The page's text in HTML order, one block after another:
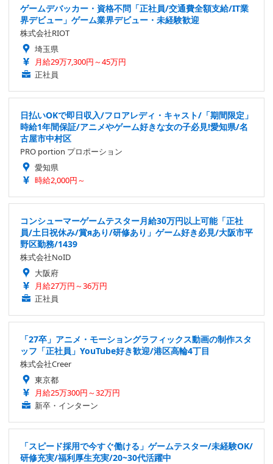
ゲームデバッカー・資格不問「正社員/交通費全額支給/IT業
界デビュー」ゲーム業界デビュー・未経験歓迎
株式会社RIOT
埼玉県
月給29万7,300円～45万円
正社員
日払いOKで即日収入/フロアレディ・キャスト/「期間限定」
時給1年間保証/アニメやゲーム好きな女の子必見!愛知県/名
古屋市中村区
PRO portion プロポーション
愛知県
時給2,000円～
コンシューマーゲームテスター月給30万円以上可能「正社
員/土日祝休み/賞яあり/研修あり」ゲーム好き必見/大阪市平
野区勤務/1439
株式会社NoID
大阪府
月給27万円～36万円
正社員
「27卒」アニメ・モーショングラフィックス動画の制作スタ
ッフ「正社員」YouTube好き歓迎/港区高輪4丁目
株式会社Creer
東京都
月給25万300円～32万円
新卒・インターン
「スピード採用で今すぐ働ける」ゲームテスター/未経験OK/
研修充実/福利厚生充実/20~30代活躍中